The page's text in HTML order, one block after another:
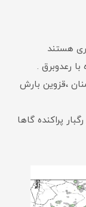
هستند
رعدوبرق .
،قزوین بارش
پراکنده گاها